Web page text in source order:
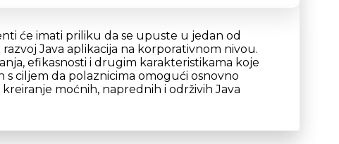
će imati priliku da se upuste u jedan od
Java aplikacija na korporativnom nivou.
efikasnosti i drugim karakteristikama koje
s ciljem da polaznicima omogući osnovno
moćnih, naprednih i održivih Java